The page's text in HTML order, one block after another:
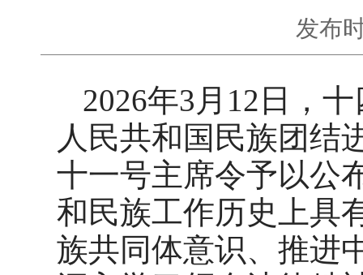
发布
2026年3月12日，
人民共和国民族团结
十一号主席令予以公
和民族工作历史上具
族共同体意识、推进